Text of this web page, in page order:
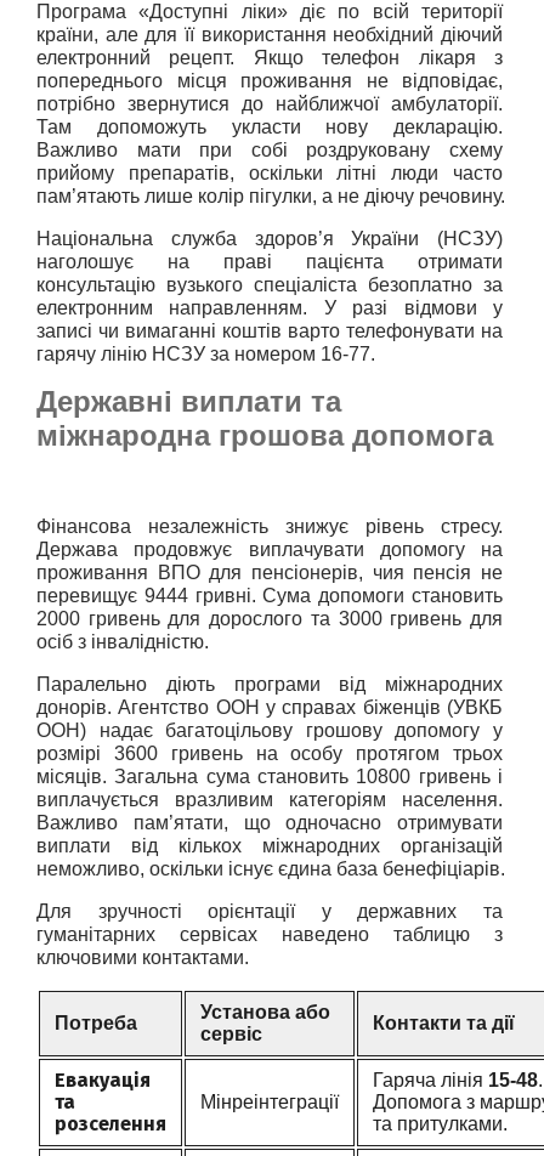
Програма «Доступні ліки» діє по всій території
країни, але для її використання необхідний діючий
електронний рецепт. Якщо телефон лікаря з
попереднього місця проживання не відповідає,
потрібно звернутися до найближчої амбулаторії.
Там допоможуть укласти нову декларацію.
Важливо мати при собі роздруковану схему
прийому препаратів, оскільки літні люди часто
пам’ятають лише колір пігулки, а не діючу речовину.
Національна служба здоров’я України (НСЗУ)
наголошує на праві пацієнта отримати
консультацію вузького спеціаліста безоплатно за
електронним направленням. У разі відмови у
записі чи вимаганні коштів варто телефонувати на
гарячу лінію НСЗУ за номером 16-77.
Державні виплати та
міжнародна грошова допомога
Фінансова незалежність знижує рівень стресу.
Держава продовжує виплачувати допомогу на
проживання ВПО для пенсіонерів, чия пенсія не
перевищує 9444 гривні. Сума допомоги становить
2000 гривень для дорослого та 3000 гривень для
осіб з інвалідністю.
Паралельно діють програми від міжнародних
донорів. Агентство ООН у справах біженців (УВКБ
ООН) надає багатоцільову грошову допомогу у
розмірі 3600 гривень на особу протягом трьох
місяців. Загальна сума становить 10800 гривень і
виплачується вразливим категоріям населення.
Важливо пам’ятати, що одночасно отримувати
виплати від кількох міжнародних організацій
неможливо, оскільки існує єдина база бенефіціарів.
Для зручності орієнтації у державних та
гуманітарних сервісах наведено таблицю з
ключовими контактами.
Потреба
Установа або
сервіс
Контакти та дії
Евакуація
та
розселення
Мінреінтеграції
Гаряча лінія 15-48.
Допомога з
та притулками.